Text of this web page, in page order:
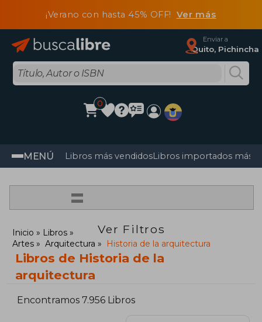
¡Verano con hasta 45% OFF! Ver más
Enviar a
Quito, Pichincha
0
MENÚ Libros más vendidosLibros importados más
=
Ver Filtros
Inicio
Libros
Artes
Arquitectura Historia de la arquitectura
Libros de Historia de la
arquitectura
Encontramos 7.956 Libros